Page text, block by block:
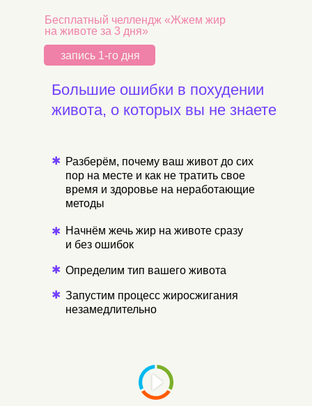
Бесплатный челлендж «Жжем жир
на животе за 3 дня»
запись 1-го дня
Большие ошибки в похудении
живота, о которых вы не знаете
Запустим процесс жиросжигания
незамедлительно
Определим тип вашего живота
Разберём, почему ваш живот до сих
пор на месте и как не тратить свое
время и здоровье на неработающие
методы
✱
✱
✱
Начнём жечь жир на животе сразу
и без ошибок
✱